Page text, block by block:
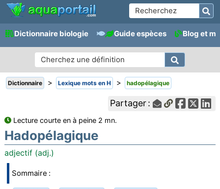
Dictionnaire biologie Guide espèces Blog et
Dictionnaire > Lexique mots en H > hadopélagique
Partager :
Lecture courte en à peine 2 mn.
Hadopélagique
adjectif (adj.)
Sommaire :